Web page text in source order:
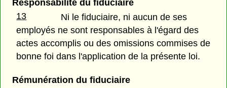
Responsabilité du fiduciaire
13
Ni le fiduciaire, ni aucun de ses
employés ne sont responsables à l'égard des
actes accomplis ou des omissions commises de
bonne foi dans l'application de la présente loi.
Rémunération du fiduciaire